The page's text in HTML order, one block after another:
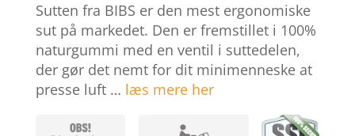
ømmelse
Sutten fra BIBS er den mest ergonomiske
sut på markedet. Den er fremstillet i 100%
naturgummi med en ventil i suttedelen,
der gør det nemt for dit minimenneske at
presse luft … læs mere her